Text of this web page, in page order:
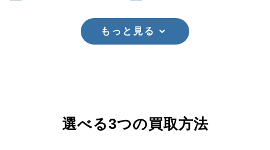
もっと見る
選べる3つの買取方法